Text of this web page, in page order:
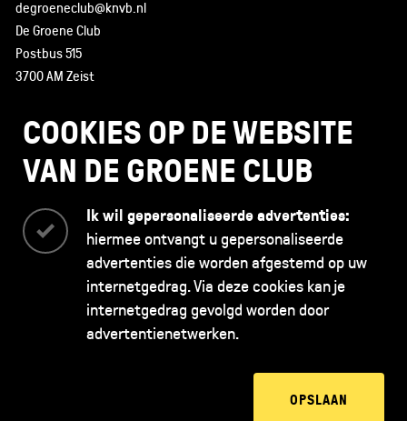
COOKIES OP DE WEBSITE
VAN DE GROENE CLUB
Ik wil gepersonaliseerde advertenties:
hiermee ontvangt u gepersonaliseerde
advertenties die worden afgestemd op uw
internetgedrag. Via deze cookies kan je
internetgedrag gevolgd worden door
advertentienetwerken.
OPSLAAN
degroeneclub@knvb.nl
De Groene Club
Postbus 515
3700 AM Zeist
De Groene Club is opgericht door de